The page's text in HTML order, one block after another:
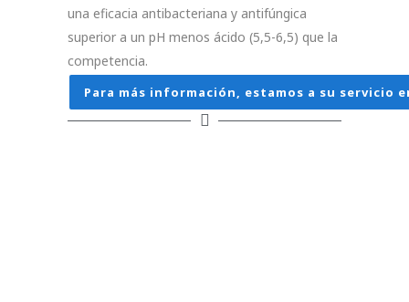
una eficacia antibacteriana y antifúngica
superior a un pH menos ácido (5,5-6,5) que la
competencia.
Para más información, estamos a su servicio